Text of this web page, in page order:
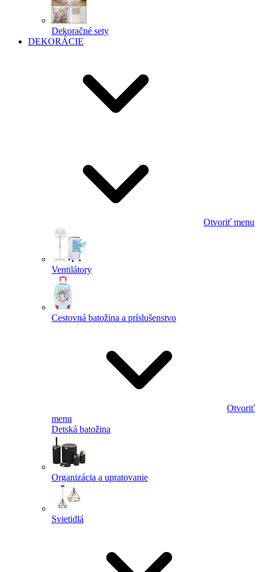
Dekoračné sety
DEKORÁCIE
Otvoriť menu
Ventilátory
Cestovná batožina a príslušenstvo
Otvoriť
menu
Detská batožina
Organizácia a upratovanie
Svietidlá